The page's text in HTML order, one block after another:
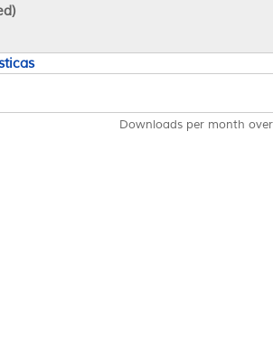
Downloads per month